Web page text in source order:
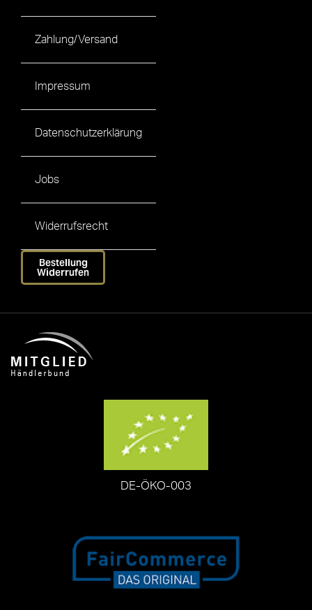
Zahlung/Versand
Impressum
Datenschutzerklärung
Jobs
Widerrufsrecht
Bestellung
Widerrufen
DE-ÖKO-003